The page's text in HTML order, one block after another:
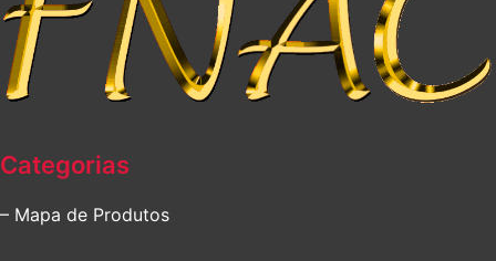
Categorias
– Mapa de Produtos